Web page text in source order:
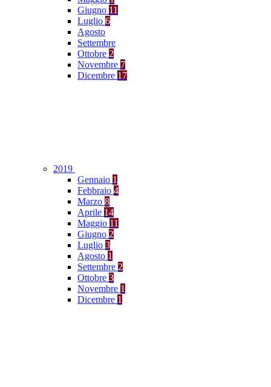
Giugno 11
Luglio 6
Agosto
Settembre
Ottobre 2
Novembre 7
Dicembre 17
2019
Gennaio 1
Febbraio 4
Marzo 8
Aprile 14
Maggio 11
Giugno 2
Luglio 3
Agosto 1
Settembre 2
Ottobre 3
Novembre 1
Dicembre 1